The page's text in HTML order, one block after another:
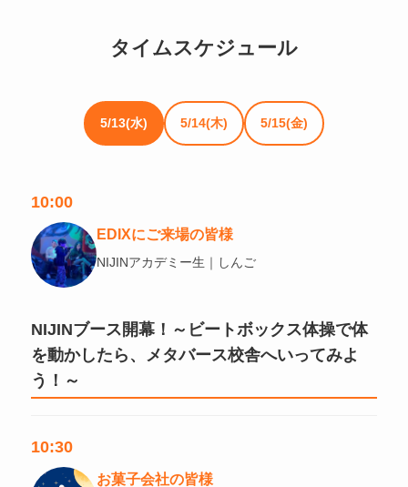
タイムスケジュール
5/13(水) 5/14(木) 5/15(金)
10:00
EDIXにご来場の皆様
NIJINアカデミー生｜しんご
NIJINブース開幕！～ビートボックス体操で体
を動かしたら、メタバース校舎へいってみよ
う！～
10:30
お菓子会社の皆様